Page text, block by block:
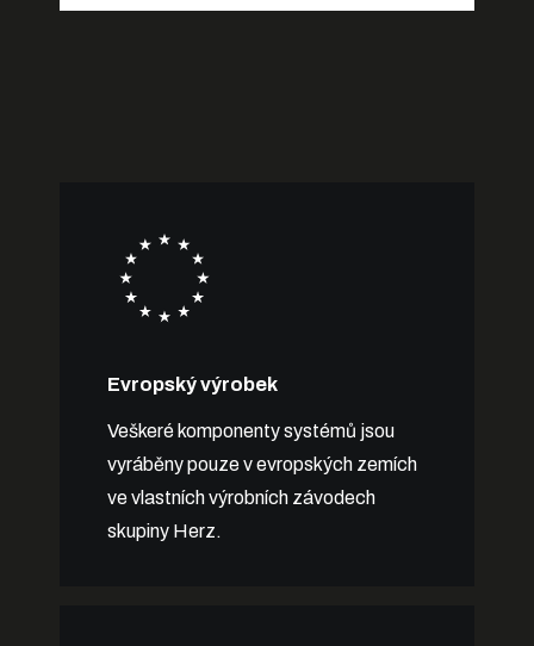
Evropský výrobek
Veškeré komponenty systémů jsou
vyráběny pouze v evropských zemích
ve vlastních výrobních závodech
skupiny Herz.